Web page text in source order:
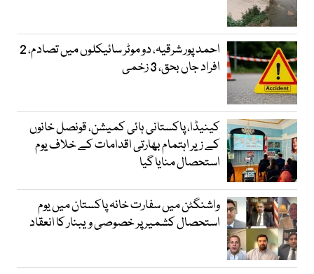
احمد پور شرقیہ، دو موٹر سائیکلوں میں تصادم، 2
افراد جاں بحق، 3 زخمی
کینیڈا، پاکستانی ہائی کمیشن، قونصل خانوں
کے زیر اہتمام بھارتی اقدامات کے خلاف یوم
استحصال منایا گیا
واشنگٹن میں سفارت خانہ پاکستان میں یوم
استحصال کشمیر پر خصوصی ویبنار کا انعقاد